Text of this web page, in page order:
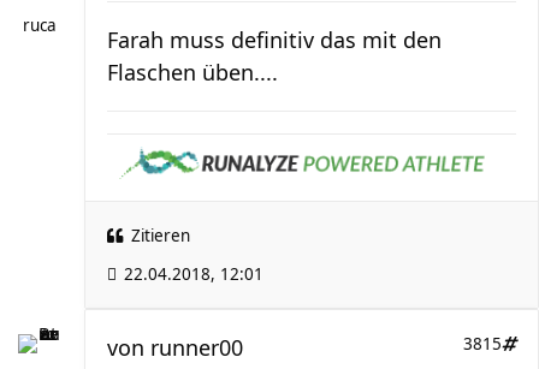
ruca
Farah muss definitiv das mit den
Flaschen üben....
Zitieren
22.04.2018, 12:01
3815
von runner00